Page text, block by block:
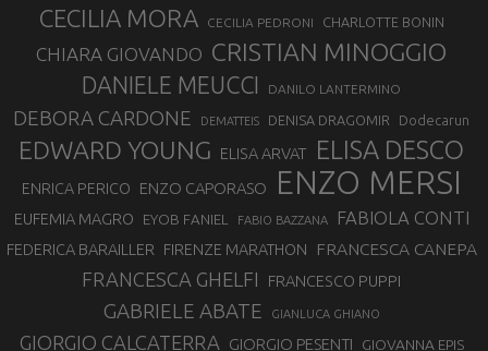
CECILIA MORA CECILIA PEDRONI CHARLOTTE BONIN
CHIARA GIOVANDO CRISTIAN MINOGGIO
DANIELE MEUCCI DANILO LANTERMINO
DEBORA CARDONE DEMATTEIS DENISA DRAGOMIR Dodecarun
EDWARD YOUNG ELISA ARVAT ELISA DESCO
ENRICA PERICO ENZO CAPORASO ENZO MERSI
EUFEMIA MAGRO EYOB FANIEL FABIO BAZZANA FABIOLA CONTI
FEDERICA BARAILLER FIRENZE MARATHON FRANCESCA CANEPA
FRANCESCA GHELFI FRANCESCO PUPPI
GABRIELE ABATE GIANLUCA GHIANO
GIORGIO CALCATERRA GIORGIO PESENTI GIOVANNA EPIS